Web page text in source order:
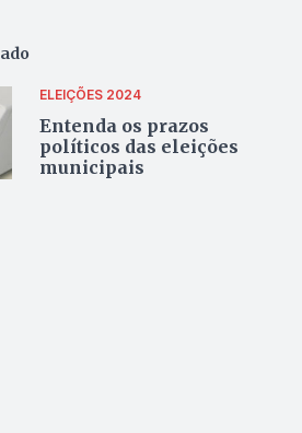
ELEIÇÕES 2024
Entenda os prazos
políticos das eleições
municipais